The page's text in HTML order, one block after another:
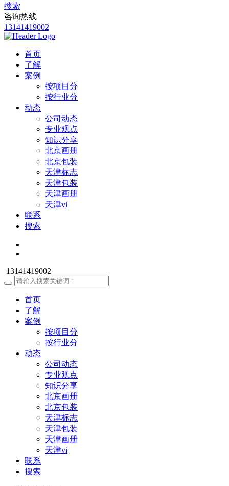
搜索
咨询热线
13141419002
首页
了解
案例
按项目分
按行业分
动态
公司动态
专业观点
知识分享
北京画册
北京包装
天津标志
天津包装
天津画册
天津vi
联系
搜索
13141419002
首页
了解
案例
按项目分
按行业分
动态
公司动态
专业观点
知识分享
北京画册
北京包装
天津标志
天津包装
天津画册
天津vi
联系
搜索